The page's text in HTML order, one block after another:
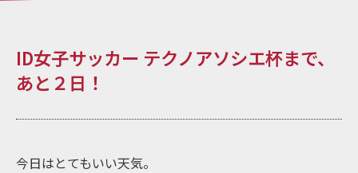
ID女子サッカー テクノアソシエ杯まで、
あと２日！
今日はとてもいい天気。